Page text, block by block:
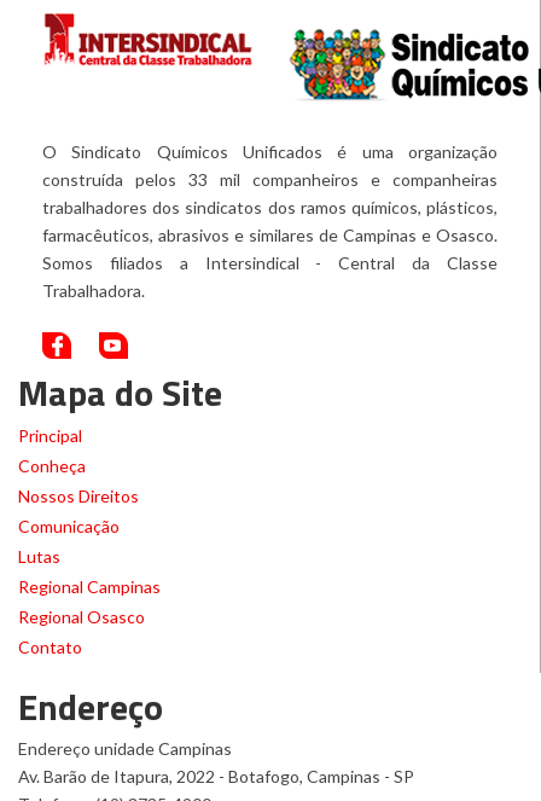
O Sindicato Químicos Unificados é uma organização
construída pelos 33 mil companheiros e companheiras
trabalhadores dos sindicatos dos ramos químicos, plásticos,
farmacêuticos, abrasivos e similares de Campinas e Osasco.
Somos filiados a Intersindical - Central da Classe
Trabalhadora.
Mapa do Site
Principal
Conheça
Nossos Direitos
Comunicação
Lutas
Regional Campinas
Regional Osasco
Contato
Endereço
Endereço unidade Campinas
Av. Barão de Itapura, 2022 - Botafogo, Campinas - SP